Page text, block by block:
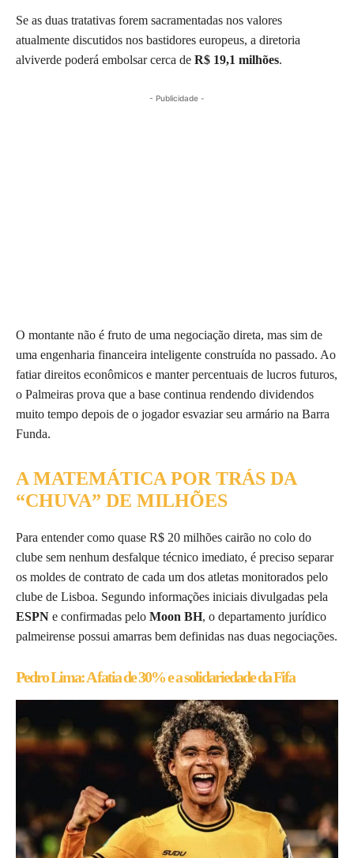
Se as duas tratativas forem sacramentadas nos valores
atualmente discutidos nos bastidores europeus, a diretoria
alviverde poderá embolsar cerca de R$ 19,1 milhões.
- Publicidade -
O montante não é fruto de uma negociação direta, mas sim de
uma engenharia financeira inteligente construída no passado. Ao
fatiar direitos econômicos e manter percentuais de lucros futuros,
o Palmeiras prova que a base continua rendendo dividendos
muito tempo depois de o jogador esvaziar seu armário na Barra
Funda.
A MATEMÁTICA POR TRÁS DA
“CHUVA” DE MILHÕES
Para entender como quase R$ 20 milhões cairão no colo do
clube sem nenhum desfalque técnico imediato, é preciso separar
os moldes de contrato de cada um dos atletas monitorados pelo
clube de Lisboa. Segundo informações iniciais divulgadas pela
ESPN e confirmadas pelo Moon BH, o departamento jurídico
palmeirense possui amarras bem definidas nas duas negociações.
Pedro Lima: A fatia de 30% e a solidariedade da Fifa